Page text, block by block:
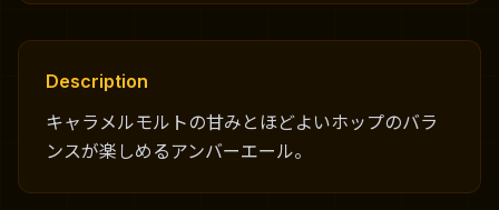
Description
キャラメルモルトの甘みとほどよいホップのバラ
ンスが楽しめるアンバーエール。